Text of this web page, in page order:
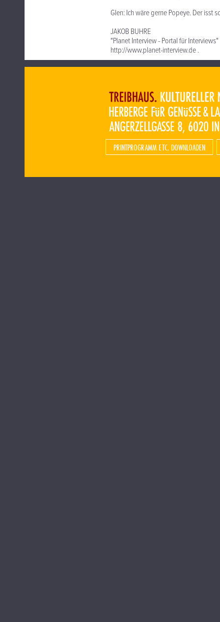
Glen: Ich wäre gerne Popeye. Der isst
JAKOB BUHRE
"Planet Interview - Portal für Interviews"
http://www.planet-interview.de .
PRINTPROGRAMM ETC. DOWNLOADEN